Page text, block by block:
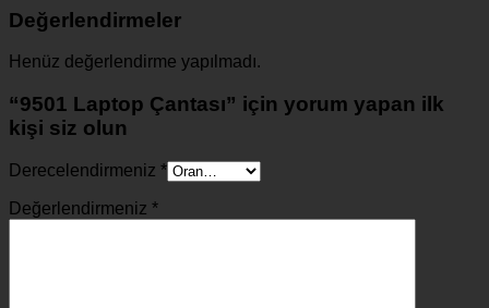
Değerlendirmeler
Henüz değerlendirme yapılmadı.
“9501 Laptop Çantası” için yorum yapan ilk
kişi siz olun
Derecelendirmeniz *
Değerlendirmeniz *